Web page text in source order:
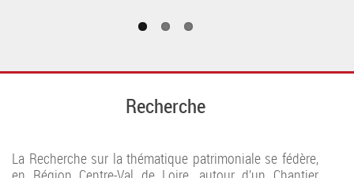
Recherche
La Recherche sur la thématique patrimoniale se fédère,